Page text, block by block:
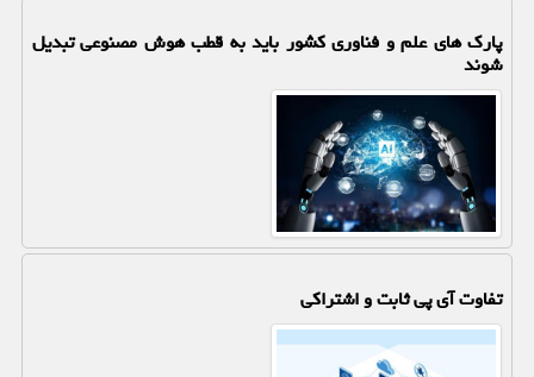
پارک های علم و فناوری کشور باید به قطب هوش مصنوعی تبدیل
شوند
تفاوت آی پی ثابت و اشتراکی